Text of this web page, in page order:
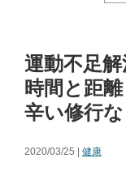
運動不足
時間と距
辛い修行
2020/03/25 | 健康